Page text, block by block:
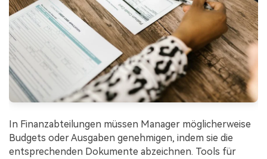
In Finanzabteilungen müssen Manager möglicherweise
Budgets oder Ausgaben genehmigen, indem sie die
entsprechenden Dokumente abzeichnen. Tools für